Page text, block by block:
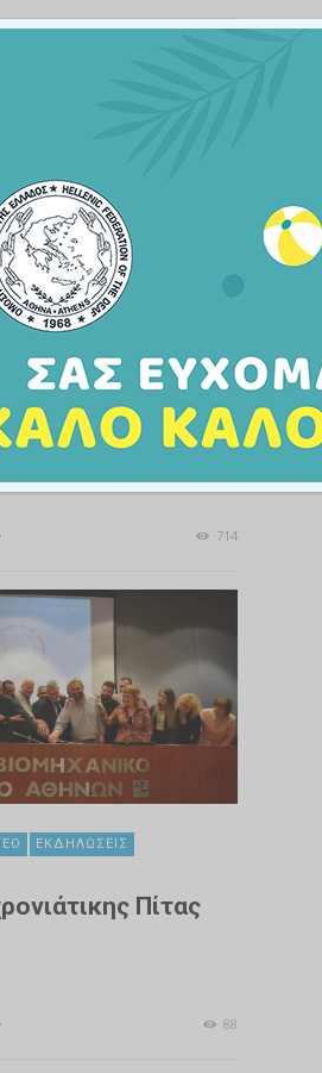
ΒΊΝΤΕΟ
ΕΚΔΗΛΏΣΕΙΣ
– Πλήθος Κόσμου
Πίτας
714
ΕΚΔΗΛΏΣΕΙΣ
Πίτας
88